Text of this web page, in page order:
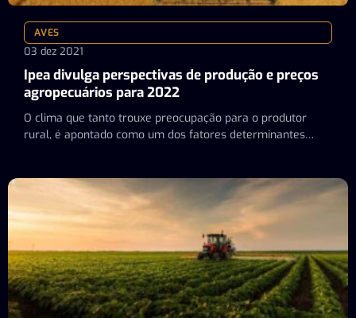
AVES
03 dez 2021
Ipea divulga perspectivas de produção e preços
agropecuários para 2022
O clima que tanto trouxe preocupação para o produtor
rural, é apontado como um dos fatores determinantes